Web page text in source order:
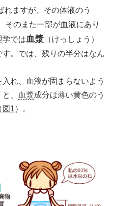
れますが、その体液のう
そのまた一部が血液にあり
学では血漿 （けっしょう）
。では、残りの半分はなん
れ、血液が固まらないよう
、
血漿成分は薄い黄色のう
図1）。